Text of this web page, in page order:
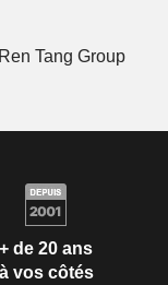
Tang Group
+ de 20 ans
à vos côtés